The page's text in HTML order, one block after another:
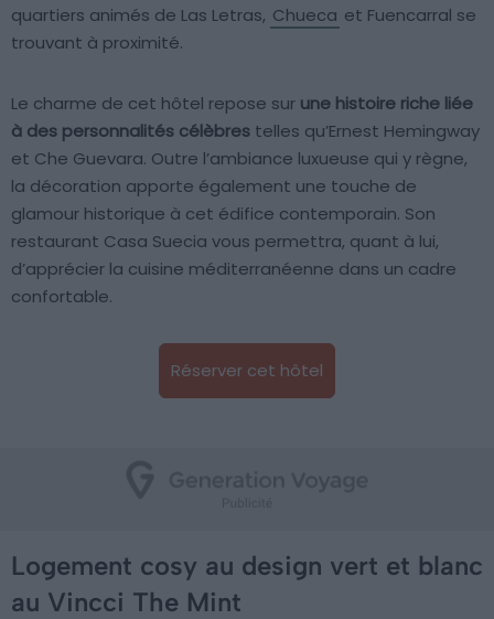
quartiers animés de Las Letras, Chueca et Fuencarral se
trouvant à proximité.
Le charme de cet hôtel repose sur une histoire riche liée
à des personnalités célèbres telles qu’Ernest Hemingway
et Che Guevara. Outre l’ambiance luxueuse qui y règne,
la décoration apporte également une touche de
glamour historique à cet édifice contemporain. Son
restaurant Casa Suecia vous permettra, quant à lui,
d’apprécier la cuisine méditerranéenne dans un cadre
confortable.
Réserver cet hôtel
Logement cosy au design vert et blanc
au Vincci The Mint